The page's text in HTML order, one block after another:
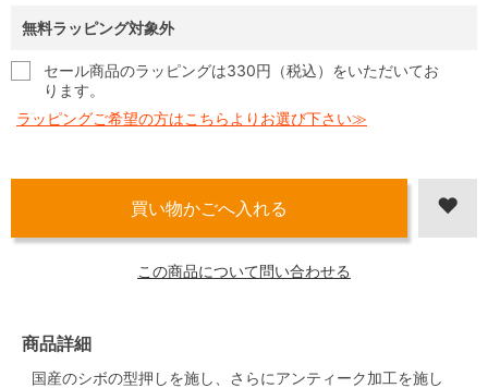
無料ラッピング対象外
セール商品のラッピングは330円（税込）をいただいてお
ります。
ラッピングご希望の方はこちらよりお選び下さい≫
この商品について問い合わせる
商品詳細
国産のシボの型押しを施し、さらにアンティーク加工を施し